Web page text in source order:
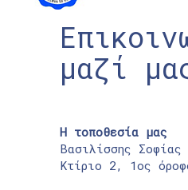
μαζί
Η τοποθεσία μας
Βασιλίσσης
Κτίριο 2, 1ος